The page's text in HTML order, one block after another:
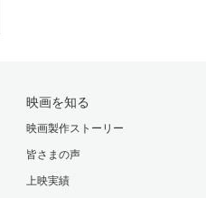
映画を知る
映画製作ストーリー
皆さまの声
上映実績